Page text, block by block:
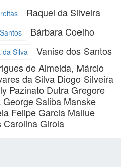
Raquel da Silveira
Bárbara Coelho
Silva
Vanise dos Santos
de Almeida, Márcio
da Silva Diogo Silveira
Pazinato DutraGregore
George Saliba Manske
Felipe Garcia Mallue
Carolina Girola